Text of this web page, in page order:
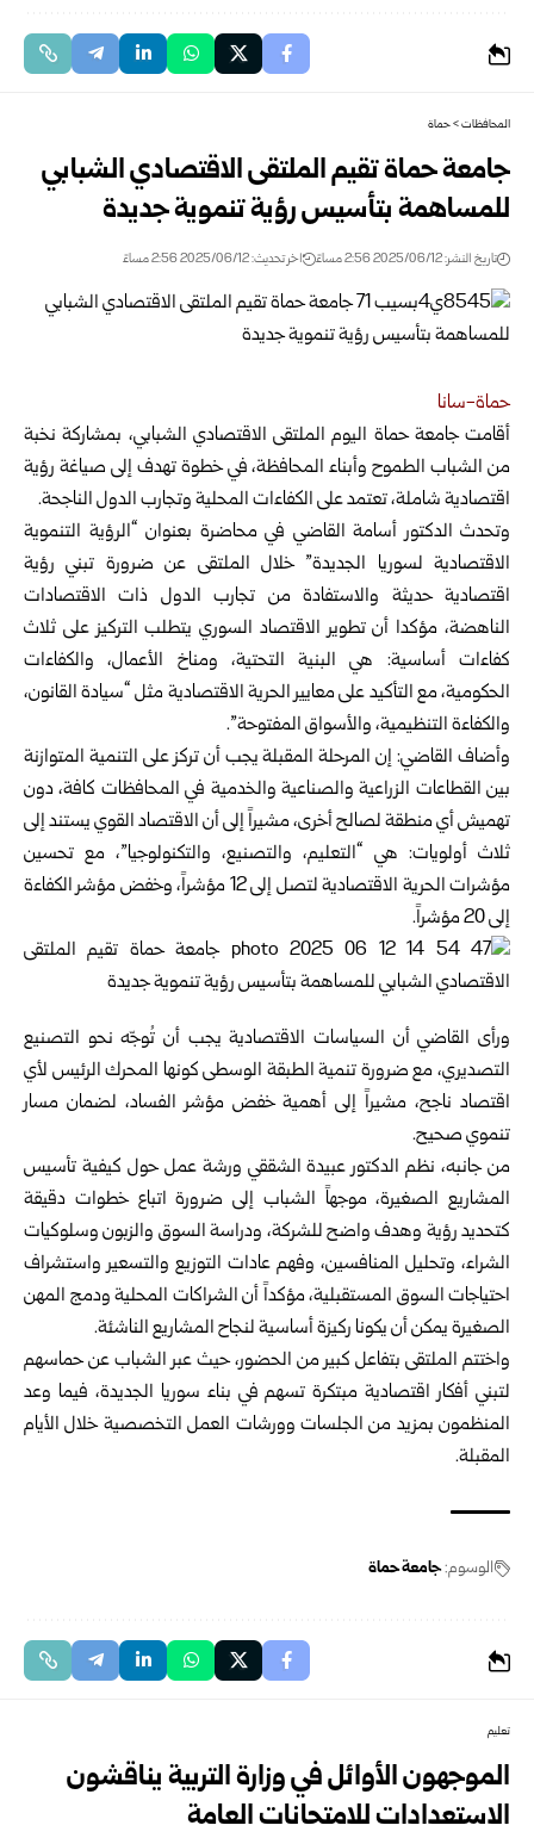
المحافظات>حماة
جامعة حماة تقيم الملتقى الاقتصادي الشبابي
للمساهمة بتأسيس رؤية تنموية جديدة
تاريخ النشر: 2025/06/12 2:56 مساءً اخر تحديث: 2025/06/12 2:56 مساءً
حماة-سانا
أقامت جامعة حماة اليوم الملتقى الاقتصادي الشبابي، بمشاركة نخبة
من الشباب الطموح وأبناء المحافظة، في خطوة تهدف إلى صياغة رؤية
اقتصادية شاملة، تعتمد على الكفاءات المحلية وتجارب الدول الناجحة.
وتحدث الدكتور أسامة القاضي في محاضرة بعنوان “الرؤية التنموية
الاقتصادية لسوريا الجديدة” خلال الملتقى عن ضرورة تبني رؤية
اقتصادية حديثة والاستفادة من تجارب الدول ذات الاقتصادات
الناهضة، مؤكدا أن تطوير الاقتصاد السوري يتطلب التركيز على ثلاث
كفاءات أساسية: هي البنية التحتية، ومناخ الأعمال، والكفاءات
الحكومية، مع التأكيد على معايير الحرية الاقتصادية مثل “سيادة القانون،
والكفاءة التنظيمية، والأسواق المفتوحة”.
وأضاف القاضي: إن المرحلة المقبلة يجب أن تركز على التنمية المتوازنة
بين القطاعات الزراعية والصناعية والخدمية في المحافظات كافة، دون
تهميش أي منطقة لصالح أخرى، مشيراً إلى أن الاقتصاد القوي يستند إلى
ثلاث أولويات: هي “التعليم، والتصنيع، والتكنولوجيا”، مع تحسين
مؤشرات الحرية الاقتصادية لتصل إلى 12 مؤشراً، وخفض مؤشر الكفاءة
إلى 20 مؤشراً.
ورأى القاضي أن السياسات الاقتصادية يجب أن تُوجّه نحو التصنيع
التصديري، مع ضرورة تنمية الطبقة الوسطى كونها المحرك الرئيس لأي
اقتصاد ناجح، مشيراً إلى أهمية خفض مؤشر الفساد، لضمان مسار
تنموي صحيح.
من جانبه، نظم الدكتور عبيدة الشققي ورشة عمل حول كيفية تأسيس
المشاريع الصغيرة، موجهاً الشباب إلى ضرورة اتباع خطوات دقيقة
كتحديد رؤية وهدف واضح للشركة، ودراسة السوق والزبون وسلوكيات
الشراء، وتحليل المنافسين، وفهم عادات التوزيع والتسعير واستشراف
احتياجات السوق المستقبلية، مؤكداً أن الشراكات المحلية ودمج المهن
الصغيرة يمكن أن يكونا ركيزة أساسية لنجاح المشاريع الناشئة.
واختتم الملتقى بتفاعل كبير من الحضور، حيث عبر الشباب عن حماسهم
لتبني أفكار اقتصادية مبتكرة تسهم في بناء سوريا الجديدة، فيما وعد
المنظمون بمزيد من الجلسات وورشات العمل التخصصية خلال الأيام
المقبلة.
الوسوم:جامعة حماة
تعليم
الموجهون الأوائل في وزارة التربية يناقشون
الاستعدادات ‏للامتحانات العامة ‏